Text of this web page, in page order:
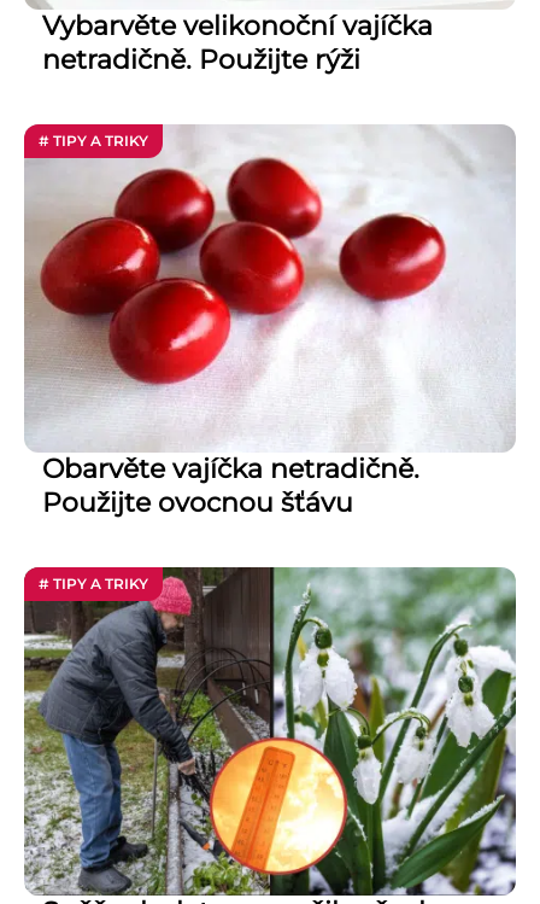
Vybarvěte velikonoční vajíčka
netradičně. Použijte rýži
# TIPY A TRIKY
Obarvěte vajíčka netradičně.
Použijte ovocnou šťávu
# TIPY A TRIKY